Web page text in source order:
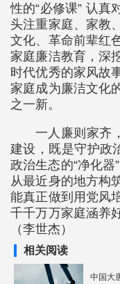
性的“必修课” 认真
头注重家庭、家教
文化、革命前辈红
家庭廉洁教育，深
时代优秀的家风故
家庭成为廉洁文化
之一新。
一人廉则家齐
建设，既是守护政
政治生态的“净化器
从最近身的地方构
能真正做到用党风
千千万万家庭涵养
（李世杰）
相关阅读
中国大